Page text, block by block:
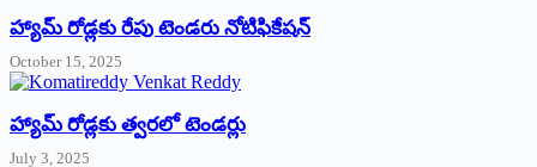
హ్యామ్‌ రోడ్లకు రేపు టెండరు నోటిఫికేషన్‌
October 15, 2025
హ్యామ్‌ రోడ్లకు త్వరలో టెండర్లు
July 3, 2025